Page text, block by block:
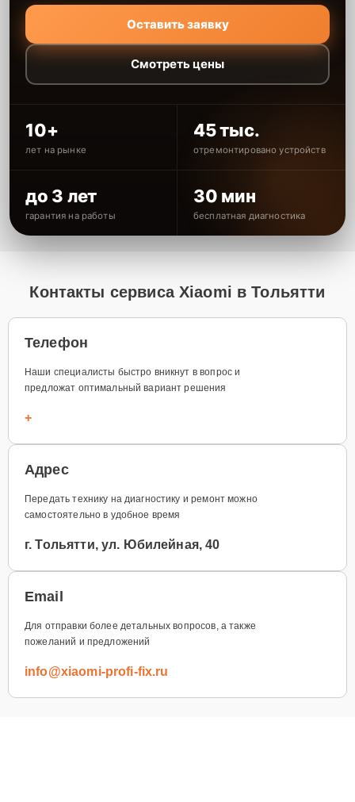
Оставить заявку
Смотреть цены
10+
лет на рынке
45 тыс.
отремонтировано устройств
до 3 лет
гарантия на работы
30 мин
бесплатная диагностика
Контакты сервиса Xiaomi в Тольятти
Телефон
Наши специалисты быстро вникнут в вопрос и
предложат оптимальный вариант решения
+
Адрес
Передать технику на диагностику и ремонт можно
самостоятельно в удобное время
г. Тольятти, ул. Юбилейная, 40
Email
Для отправки более детальных вопросов, а также
пожеланий и предложений
info@xiaomi-profi-fix.ru